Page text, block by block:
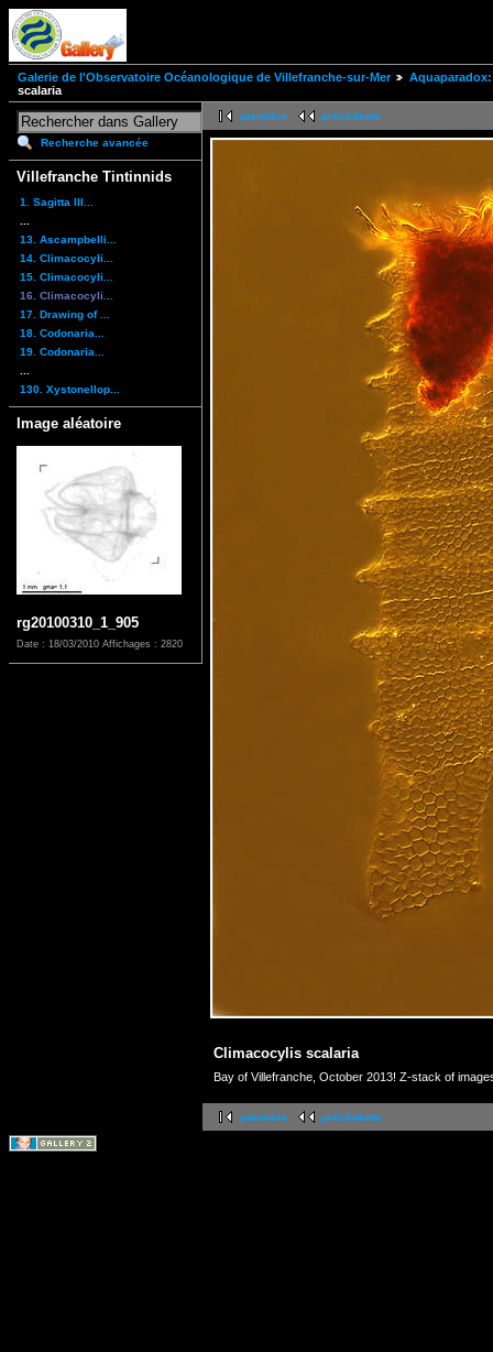
Galerie de l'Observatoire Océanologique de Villefranche-sur-Mer
scalaria
Recherche avancée
Villefranche Tintinnids
1. Sagitta III...
13. Ascampbelli...
14. Climacocyli...
15. Climacocyli...
16. Climacocyli...
17. Drawing of ...
18. Codonaria...
19. Codonaria...
130. Xystonellop...
Image aléatoire
rg20100310_1_905
Date : 18/03/2010 Affichages : 2820
première précédente
Climacocylis scalaria
Bay of Villefranche, October 2013! Z-stack of
première précédente